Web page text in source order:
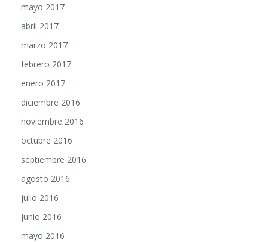
mayo 2017
abril 2017
marzo 2017
febrero 2017
enero 2017
diciembre 2016
noviembre 2016
octubre 2016
septiembre 2016
agosto 2016
julio 2016
junio 2016
mayo 2016